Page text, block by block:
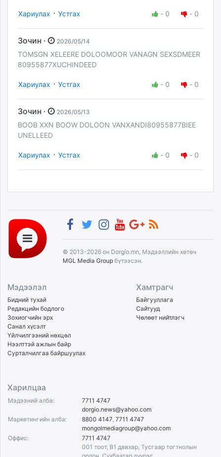
Хариулах · Устгах - 0 - 0
Зочин · 2026/05/14
TOMSGN XELEERE DOLOOMOOR VANAGN SEXSDMEER
80955877XUCHINDEED
Хариулах · Устгах - 0 - 0
Зочин · 2026/05/13
BOOB XXN BOOW DOLOON VANXANDI80955877BIEE
UNELLEED
Хариулах · Устгах - 0 - 0
© 2013-2026 он Dorgio.mn, Мэдээллийн хөтөч
MGL Media Group бүтээсэн.
Мэдээлэл
Бидний тухай
Редакцийн бодлого
Зохиогчийн эрх
Санал хүсэлт
Үйлчилгээний нөхцөл
Нээлттэй ажлын байр
Сурталчилгаа байршуулах
Хамтрагч
Байгууллага
Сайтууд
Чөлөөт нийтлэгч
Харилцаа
Мэдээний алба:
7711 4747
dorgio.news@yahoo.com
Маркетингийн алба:
8800 4147, 7711 4747
mongolmediagroup@yahoo.com
Оффис:
7711 4747
001 тоот, B1 давхар, Тусгаар тогтнолын